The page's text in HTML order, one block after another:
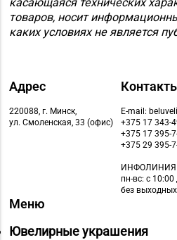
товаров, носит
каких условиях не является
Адрес
220088, г. Минск,
ул. Смоленская, 33 (офис)
E-mail:
+375 17 343-
+375 17 395-
+375 29 395-
ИНФОЛИНИЯ
пн-вс: с 10:00
без выходных
Меню
Ювелирные украшения